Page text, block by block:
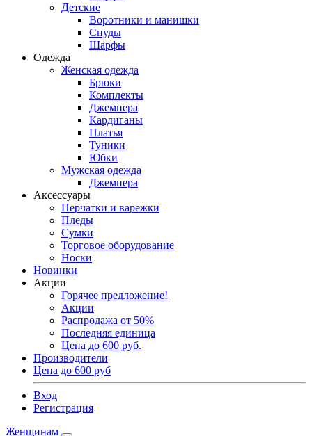
Детские
Воротники и манишки
Снуды
Шарфы
Одежда
Женская одежда
Брюки
Комплекты
Джемпера
Кардиганы
Платья
Туники
Юбки
Мужская одежда
Джемпера
Аксессуары
Перчатки и варежки
Пледы
Сумки
Торговое оборудование
Носки
Новинки
Акции
Горячее предложение!
Акции
Распродажа от 50%
Последняя единица
Цена до 600 руб.
Производители
Цена до 600 руб
Вход
Регистрация
Женщинам